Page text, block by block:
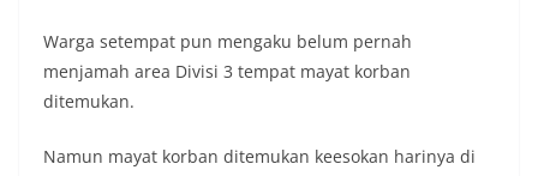
Warga setempat pun mengaku belum pernah
menjamah area Divisi 3 tempat mayat korban
ditemukan.
Namun mayat korban ditemukan keesokan harinya di